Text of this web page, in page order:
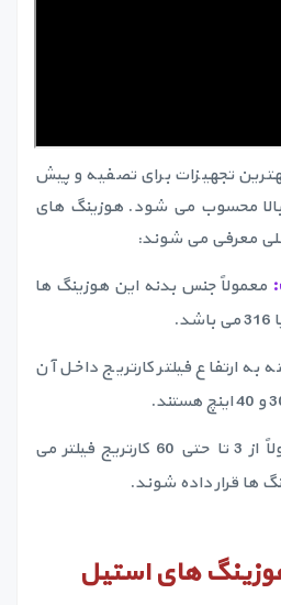
تجهیزات برای تصفیه و پیش
محسوب می شود. هوزینگ های
معرفی می شوند:
معمولاً جنس بدنه این هوزینگ ها
به ارتفاع فیلتر کارتریج داخل آن
معمولاً از 3 تا حتی 60 کارتریج فیلتر می
ها قرار داده شوند.
های استیل